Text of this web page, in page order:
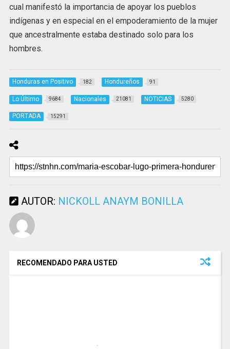
cual manifestó la importancia de apoyar los pueblos
indígenas y en especial en el empoderamiento de la mujer
que ancestralmente estaba destinado solo para los
hombres.
Honduras en Positivo 182 Hondureños 91
Lo Último 9684 Nacionales 21081 NOTICIAS 5280
PORTADA 15291
AUTOR: NICKOLL ANAYM BONILLA
RECOMENDADO PARA USTED